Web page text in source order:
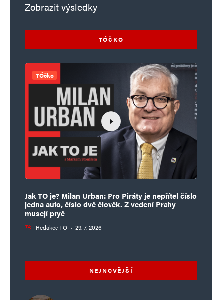
Zobrazit výsledky
TÓČKO
TÓčko
Jak TO je? Milan Urban: Pro Piráty je nepřítel číslo
jedna auto, číslo dvě člověk. Z vedení Prahy
musejí pryč
Redakce TO · 29. 7. 2026
NEJNOVĚJŠÍ